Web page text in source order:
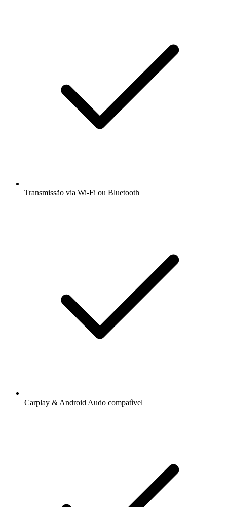
Transmissão via Wi-Fi ou Bluetooth
Carplay & Android Audo compatìvel